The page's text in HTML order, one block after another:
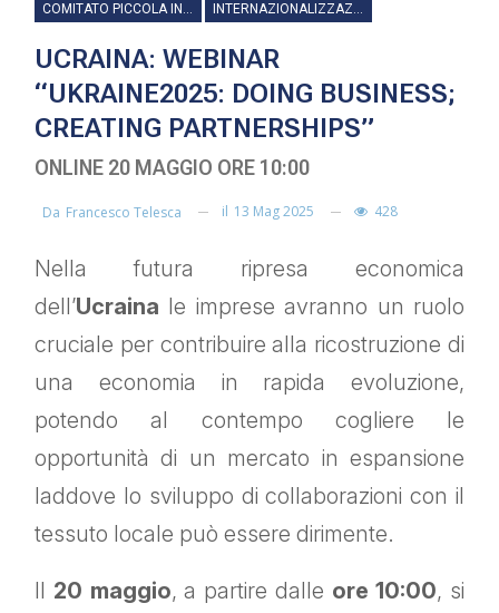
COMITATO PICCOLA INDUSTRIA INTERNAZIONALIZZAZIONE
UCRAINA: WEBINAR
“UKRAINE2025: DOING BUSINESS;
CREATING PARTNERSHIPS”
ONLINE 20 MAGGIO ORE 10:00
Da Francesco Telesca il 13 Mag 2025 428
Nella futura ripresa economica
dell’Ucraina le imprese avranno un ruolo
cruciale per contribuire alla ricostruzione di
una economia in rapida evoluzione,
potendo al contempo cogliere le
opportunità di un mercato in espansione
laddove lo sviluppo di collaborazioni con il
tessuto locale può essere dirimente.
Il 20 maggio, a partire dalle ore 10:00, si